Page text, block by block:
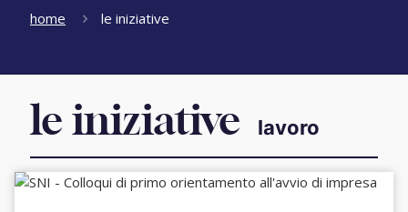
home le iniziative
le iniziative lavoro